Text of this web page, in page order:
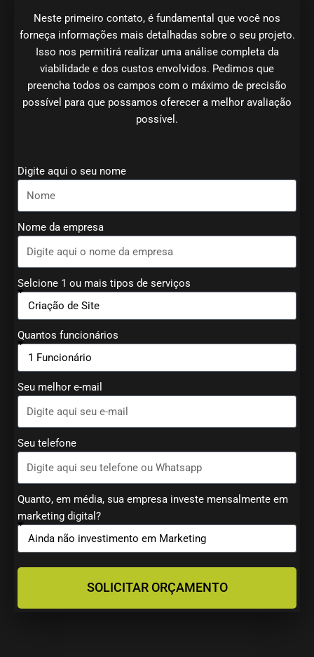
Neste primeiro contato, é fundamental que você nos
forneça informações mais detalhadas sobre o seu projeto.
Isso nos permitirá realizar uma análise completa da
viabilidade e dos custos envolvidos. Pedimos que
preencha todos os campos com o máximo de precisão
possível para que possamos oferecer a melhor avaliação
possível.
Digite aqui o seu nome
Nome da empresa
Selcione 1 ou mais tipos de serviços
Quantos funcionários
Seu melhor e-mail
Seu telefone
Quanto, em média, sua empresa investe mensalmente em
marketing digital?
SOLICITAR ORÇAMENTO